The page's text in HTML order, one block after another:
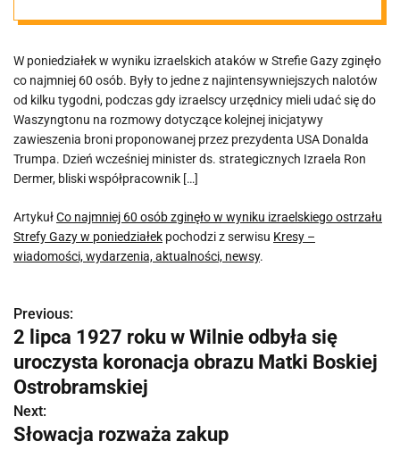
ostrzału Strefy
Gazy w
poniedziałek
W poniedziałek w wyniku izraelskich ataków w Strefie Gazy zginęło
co najmniej 60 osób. Były to jedne z najintensywniejszych nalotów
od kilku tygodni, podczas gdy izraelscy urzędnicy mieli udać się do
Waszyngtonu na rozmowy dotyczące kolejnej inicjatywy
zawieszenia broni proponowanej przez prezydenta USA Donalda
Trumpa. Dzień wcześniej minister ds. strategicznych Izraela Ron
Dermer, bliski współpracownik […]
ArtykułCo najmniej 60 osób zginęło w wyniku izraelskiego ostrzału
Strefy Gazy w poniedziałek pochodzi z serwisu Kresy –
wiadomości, wydarzenia, aktualności, newsy.
N
a
w
i
Previous:
2 lipca 1927 roku w Wilnie odbyła się
uroczysta koronacja obrazu Matki Boskiej
Ostrobramskiej
Next:
Słowacja rozważa zakup